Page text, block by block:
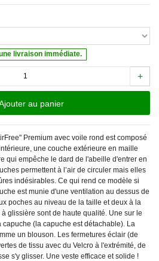
livraison immédiate.
+
au panier
Premium avec voile rond est composé
une couche extérieure en maille
qui empêche le dard de l'abeille d'entrer en
permettent à l’air de circuler mais elles
indésirables. Ce qui rend ce modèle si
est munie d'une ventilation au dessus de
poches au niveau de la taille et deux à la
glissière sont de haute qualité. Une sur le
(la capuche est détachable). La
un blouson. Les fermetures éclair (de
de tissu avec du Velcro à l'extrémité, de
s'y glisser. Une veste efficace et solide !